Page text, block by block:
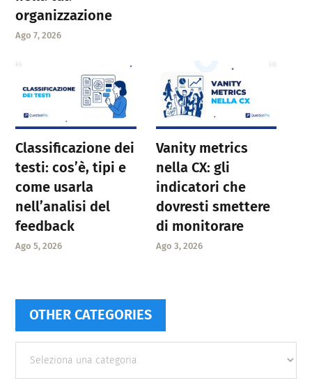
organizzazione
Ago 7, 2026
Classificazione dei
testi: cos’è, tipi e
come usarla
nell’analisi del
feedback
Ago 5, 2026
Vanity metrics
nella CX: gli
indicatori che
dovresti smettere
di monitorare
Ago 3, 2026
OTHER CATEGORIES
categories